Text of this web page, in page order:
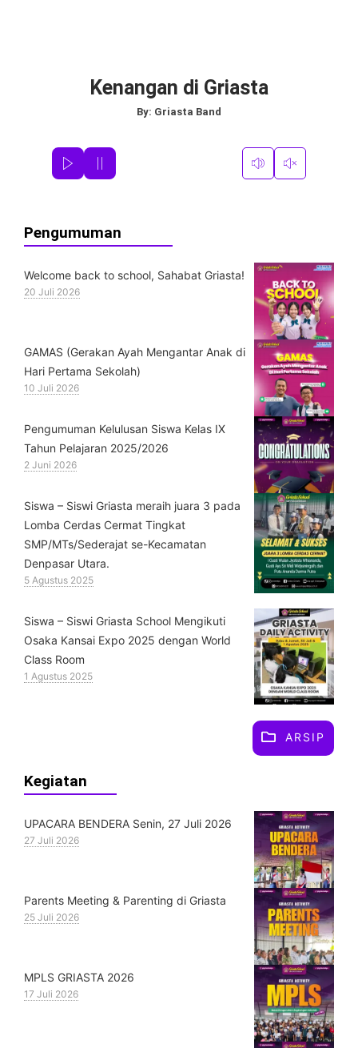
Kenangan di Griasta
By: Griasta Band
Pengumuman
Welcome back to school, Sahabat Griasta!
20 Juli 2026
GAMAS (Gerakan Ayah Mengantar Anak di
Hari Pertama Sekolah)
10 Juli 2026
Pengumuman Kelulusan Siswa Kelas IX
Tahun Pelajaran 2025/2026
2 Juni 2026
Siswa – Siswi Griasta meraih juara 3 pada
Lomba Cerdas Cermat Tingkat
SMP/MTs/Sederajat se-Kecamatan
Denpasar Utara.
5 Agustus 2025
Siswa – Siswi Griasta School Mengikuti
Osaka Kansai Expo 2025 dengan World
Class Room
1 Agustus 2025
ARSIP
Kegiatan
UPACARA BENDERA Senin, 27 Juli 2026
27 Juli 2026
Parents Meeting & Parenting di Griasta
25 Juli 2026
MPLS GRIASTA 2026
17 Juli 2026